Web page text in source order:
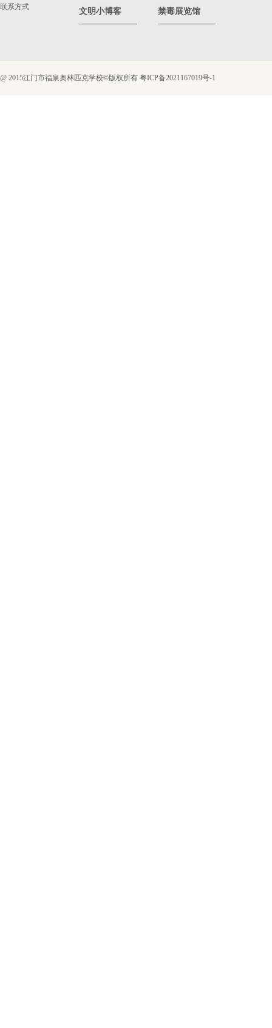
联系方式
文明小博客 禁毒展览馆
@ 2015江门市福泉奥林匹克学校©版权所有 粤ICP备2021167019号-1